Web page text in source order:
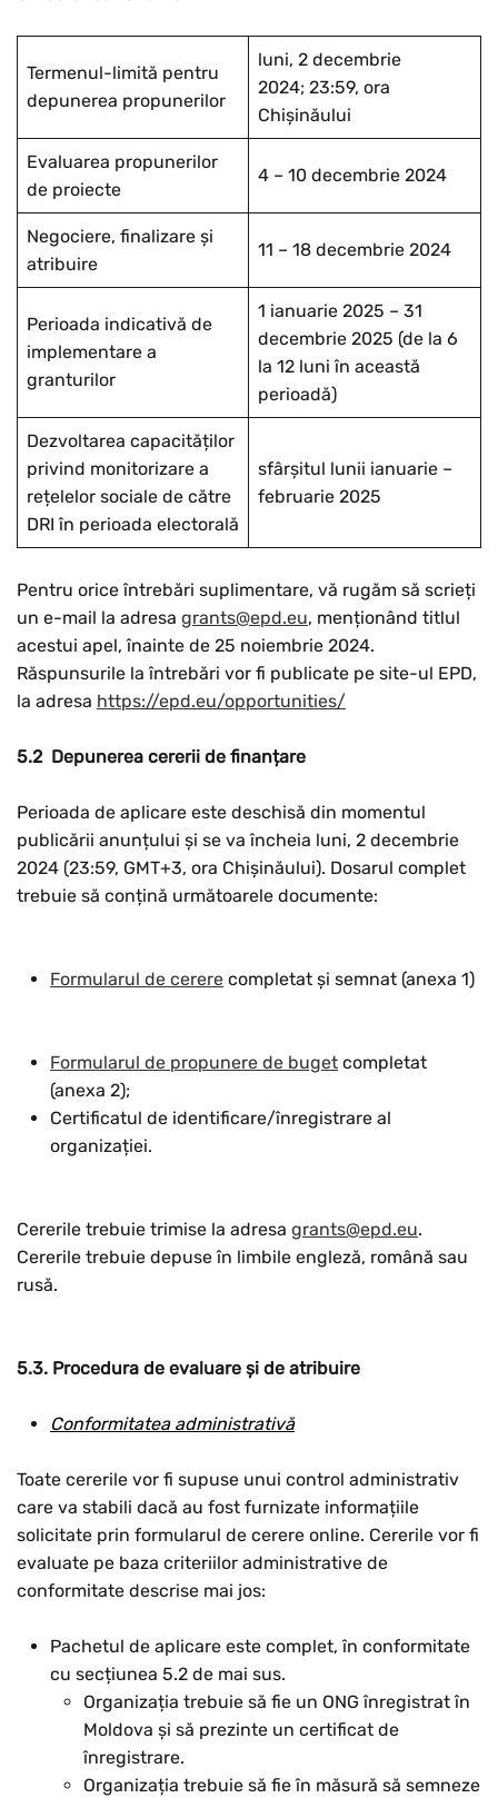
Termenul-limită pentru
depunerea propunerilor
luni, 2 decembrie
2024; 23:59, ora
Chișinăului
Evaluarea propunerilor
de proiecte
4 – 10 decembrie 2024
Negociere, finalizare și
atribuire
11 – 18 decembrie 2024
Perioada indicativă de
implementare a
granturilor
1 ianuarie 2025 – 31
decembrie 2025 (de la 6
la 12 luni în această
perioadă)
Dezvoltarea capacităților
privind monitorizare a
rețelelor sociale de către
DRI în perioada electorală
sfârșitul lunii ianuarie –
februarie 2025
Pentru orice întrebări suplimentare, vă rugăm să scrieți
un e-mail la adresa grants@epd.eu, menționând titlul
acestui apel, înainte de 25 noiembrie 2024.
Răspunsurile la întrebări vor fi publicate pe site-ul EPD,
la adresa https://epd.eu/opportunities/
5.2 Depunerea cererii de finanțare
Perioada de aplicare este deschisă din momentul
publicării anunțului și se va încheia luni, 2 decembrie
2024 (23:59, GMT+3, ora Chișinăului). Dosarul complet
trebuie să conțină următoarele documente:
Formularul de cerere completat și semnat (anexa 1)
Formularul de propunere de buget completat
(anexa 2);
Certificatul de identificare/înregistrare al
organizației.
Cererile trebuie trimise la adresa grants@epd.eu.
Cererile trebuie depuse în limbile engleză, română sau
rusă.
5.3. Procedura de evaluare și de atribuire
Conformitatea administrativă
Toate cererile vor fi supuse unui control administrativ
care va stabili dacă au fost furnizate informațiile
solicitate prin formularul de cerere online. Cererile vor fi
evaluate pe baza criteriilor administrative de
conformitate descrise mai jos:
Pachetul de aplicare este complet, în conformitate
cu secțiunea 5.2 de mai sus.
Organizația trebuie să fie un ONG înregistrat în
Moldova și să prezinte un certificat de
înregistrare.
Organizația trebuie să fie în măsură să semneze